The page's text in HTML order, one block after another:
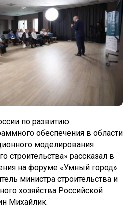
по развитию
обеспечения в области
моделирования
строительства» рассказал в
на форуме «Умный город»
министра строительства и
хозяйства Российской
Михайлик.